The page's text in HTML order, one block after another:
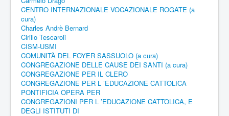
CENTRO INTERNAZIONALE VOCAZIONALE ROGATE (a
cura)
Charles Andrè Bernard
Cirillo Tescaroli
CISM-USMI
COMUNITÀ DEL FOYER SASSUOLO (a cura)
CONGREGAZIONE DELLE CAUSE DEI SANTI (a cura)
CONGREGAZIONE PER IL CLERO
CONGREGAZIONE PER L ’EDUCAZIONE CATTOLICA
PONTIFICIA OPERA PER
CONGREGAZIONI PER L ’EDUCAZIONE CATTOLICA, E
DEGLI ISTITUTI DI